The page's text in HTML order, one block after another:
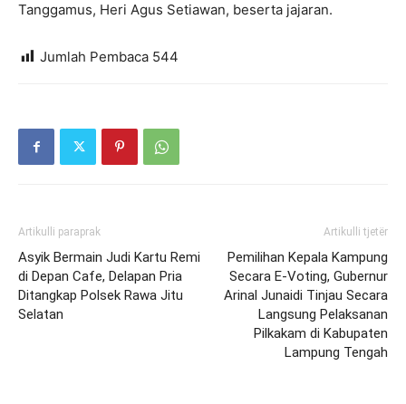
Tanggamus, Heri Agus Setiawan, beserta jajaran.
Jumlah Pembaca 544
Artikulli paraprak
Asyik Bermain Judi Kartu Remi
di Depan Cafe, Delapan Pria
Ditangkap Polsek Rawa Jitu
Selatan
Artikulli tjetër
Pemilihan Kepala Kampung
Secara E-Voting, Gubernur
Arinal Junaidi Tinjau Secara
Langsung Pelaksanan
Pilkakam di Kabupaten
Lampung Tengah